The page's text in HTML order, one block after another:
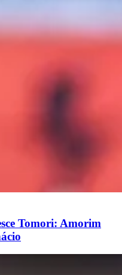
Tomori: Amorim